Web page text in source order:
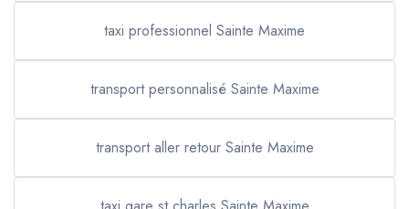
taxi professionnel Sainte Maxime
transport personnalisé Sainte Maxime
transport aller retour Sainte Maxime